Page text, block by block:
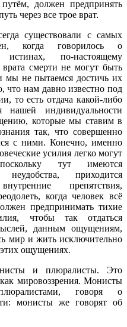
путём, должен предпринять
через все трое врат.
существовали с самых
когда говорилось о
истинах, по-настоящему
смерти не могут быть
мы не пытаемся достичь их
что нам давно известно под
то есть отдача какой-либо
нашей индивидуальности
которые мы ставим в
так, что совершенно
с ними. Конечно, именно
усилия легко могут
тут имеются
неудобства, приходится
препятствия,
когда человек всё
предпринимать тихие
чтобы так отдаться
данным ощущениям,
мир и жить исключительно
ощущениях.
и плюралисты. Это
как мировоззрения. Монисты
говоря о
монисты же говорят об